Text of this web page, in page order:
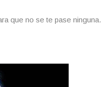
que no se te pase ninguna.